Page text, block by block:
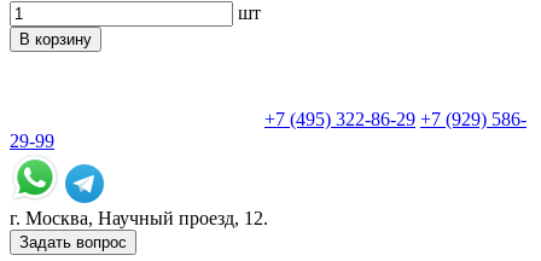
шт
В корзину
+7 (495) 322-86-29 +7 (929) 586-
29-99
г. Москва, Научный проезд, 12.
Задать вопрос